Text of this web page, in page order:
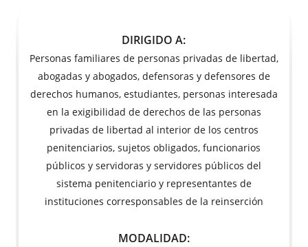
DIRIGIDO A:
Personas familiares de personas privadas de libertad,
abogadas y abogados, defensoras y defensores de
derechos humanos, estudiantes, personas interesada
en la exigibilidad de derechos de las personas
privadas de libertad al interior de los centros
penitenciarios, sujetos obligados, funcionarios
públicos y servidoras y servidores públicos del
sistema penitenciario y representantes de
instituciones corresponsables de la reinserción
MODALIDAD: